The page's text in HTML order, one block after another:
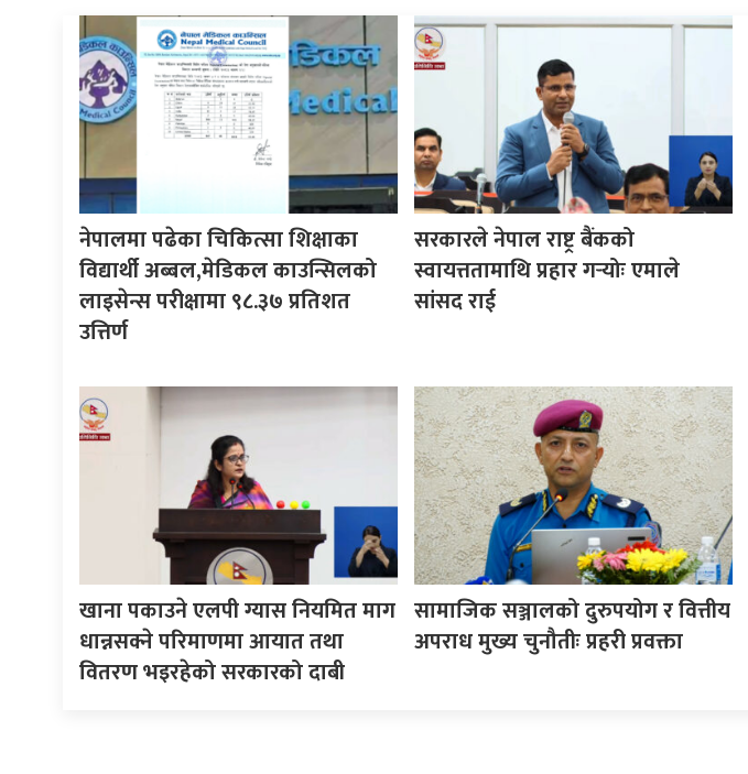
नेपालमा पढेका चिकित्सा शिक्षाका
विद्यार्थी अब्बल,मेडिकल काउन्सिलको
लाइसेन्स परीक्षामा ९८.३७ प्रतिशत
उत्तिर्ण
सरकारले नेपाल राष्ट्र बैंकको
स्वायत्ततामाथि प्रहार गर्‍योः एमाले
सांसद राई
खाना पकाउने एलपी ग्यास नियमित माग
धान्नसक्ने परिमाणमा आयात तथा
वितरण भइरहेको सरकारको दाबी
सामाजिक सञ्जालको दुरुपयोग र वित्तीय
अपराध मुख्य चुनौतीः प्रहरी प्रवक्ता